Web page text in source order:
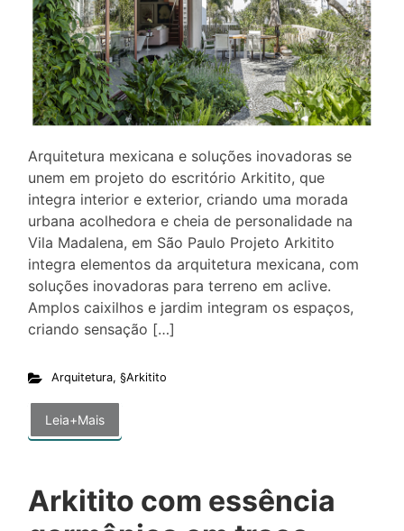
Arquitetura mexicana e soluções inovadoras se
unem em projeto do escritório Arkitito, que
integra interior e exterior, criando uma morada
urbana acolhedora e cheia de personalidade na
Vila Madalena, em São Paulo Projeto Arkitito
integra elementos da arquitetura mexicana, com
soluções inovadoras para terreno em aclive.
Amplos caixilhos e jardim integram os espaços,
criando sensação […]
Arquitetura, §Arkitito
Leia+Mais
Arkitito com essência